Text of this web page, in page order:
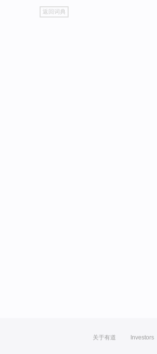
go
top
返回词典
关于有道 Investors